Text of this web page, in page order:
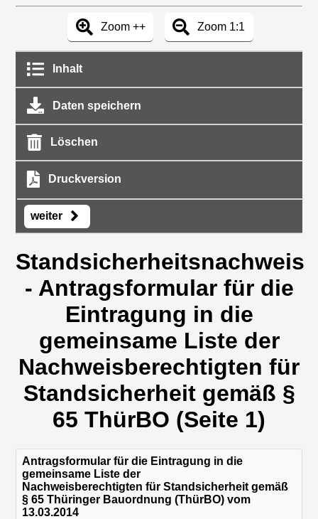
Zoom ++ Zoom 1:1
Inhalt
Daten speichern
Löschen
Druckversion
weiter
Standsicherheitsnachweis
- Antragsformular für die
Eintragung in die
gemeinsame Liste der
Nachweisberechtigten für
Standsicherheit gemäß §
65 ThürBO (Seite 1)
Antragsformular für die Eintragung in die
gemeinsame Liste der
Nachweisberechtigten für Standsicherheit gemäß
§ 65 Thüringer Bauordnung (ThürBO) vom
13.03.2014